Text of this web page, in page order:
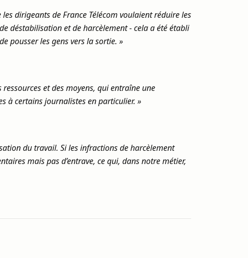
dirigeants de France Télécom voulaient réduire les
déstabilisation et de harcèlement - cela a été établi
pousser les gens vers la sortie. »
ressources et des moyens, qui entraîne une
à certains journalistes en particulier. »
du travail. Si les infractions de harcèlement
mais pas d’entrave, ce qui, dans notre métier,